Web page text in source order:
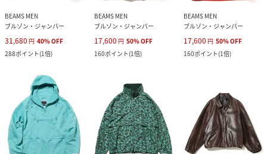
BEAMS MEN
ブルゾン・ジャンパー
31,680 円 40%OFF
288ポイント(1倍)
BEAMS MEN
ブルゾン・ジャンパー
17,600 円 50%OFF
160ポイント(1倍)
BEAMS MEN
ブルゾン・ジャンパー
17,600 円 50%OFF
160ポイント(1倍)